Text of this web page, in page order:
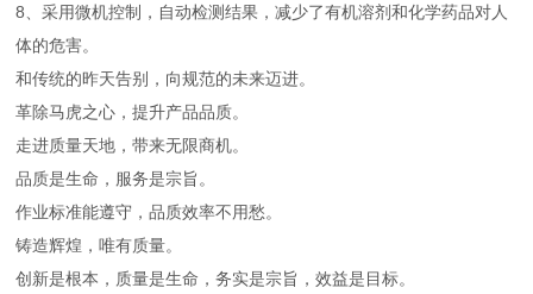
8、采用微机控制，自动检测结果，减少了有机溶剂和化学药品对人
体的危害。
和传统的昨天告别，向规范的未来迈进。
革除马虎之心，提升产品品质。
走进质量天地，带来无限商机。
品质是生命，服务是宗旨。
作业标准能遵守，品质效率不用愁。
铸造辉煌，唯有质量。
创新是根本，质量是生命，务实是宗旨，效益是目标。